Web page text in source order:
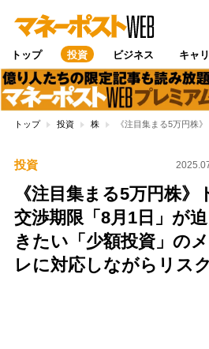
トップ 投資 ビジネス キャ
トップ 投資 株 《注目集まる5万円株
投資
《注目集まる5万円株
交渉期限「8月1日」が
きたい「少額投資」の
レに対応しながらリス